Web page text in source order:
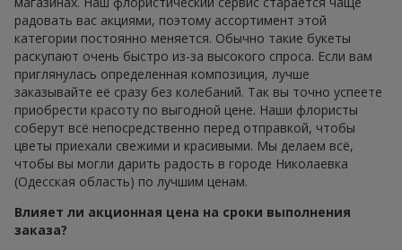
радовать вас акциями, поэтому ассортимент этой
категории постоянно меняется. Обычно такие букеты
раскупают очень быстро из-за высокого спроса. Если вам
приглянулась определенная композиция, лучше
заказывайте её сразу без колебаний. Так вы точно успеете
приобрести красоту по выгодной цене. Наши флористы
соберут всё непосредственно перед отправкой, чтобы
цветы приехали свежими и красивыми. Мы делаем всё,
чтобы вы могли дарить радость в городе Николаевка
(Одесская область) по лучшим ценам.
Влияет ли акционная цена на сроки выполнения
заказа?